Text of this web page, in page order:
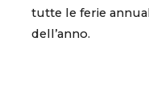
tutte le ferie
dell’anno.